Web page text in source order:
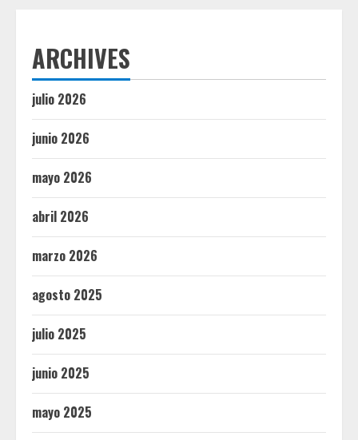
ARCHIVES
julio 2026
junio 2026
mayo 2026
abril 2026
marzo 2026
agosto 2025
julio 2025
junio 2025
mayo 2025